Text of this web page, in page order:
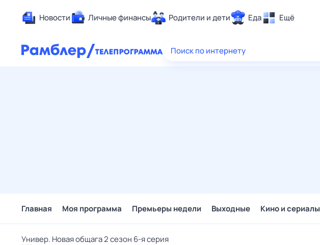
Новости Личные финансы Родители и дети Еда Ещё
Здоровье
Поиск по интернету
Главная Моя программа Премьеры недели Выходные Кино и сериалы
Универ. Новая общага 2 сезон 6-я серия